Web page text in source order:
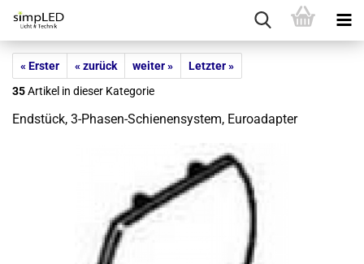
« Erster « zurück weiter »
Letzter »
35Artikel in dieser Kategorie
End­stück, 3-​Phasen-Schienensystem, Eu­road­ap­ter